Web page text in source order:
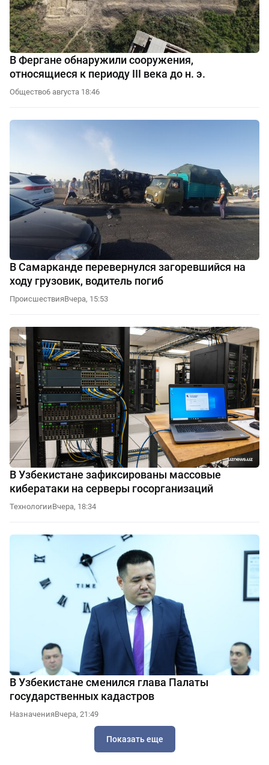
В Фергане обнаружили сооружения,
относящиеся к периоду III века до н. э.
Общество6 августа 18:46
В Самарканде перевернулся загоревшийся на
ходу грузовик, водитель погиб
ПроисшествияВчера, 15:53
В Узбекистане зафиксированы массовые
кибератаки на серверы госорганизаций
ТехнологииВчера, 18:34
В Узбекистане сменился глава Палаты
государственных кадастров
НазначенияВчера, 21:49
Показать еще